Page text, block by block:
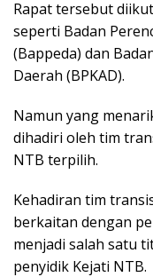
Rapat tersebut
seperti Badan
(Bappeda) dan
Daerah (BPKAD).
Namun yang
dihadiri oleh tim
NTB terpilih.
Kehadiran tim
berkaitan dengan
menjadi salah satu
penyidik Kejati NTB.